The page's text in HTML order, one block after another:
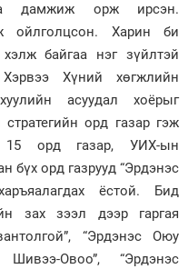
дамжиж орж ирсэн.
ойлголцсон. Харин би
байгаа нэг зүйлтэй
Хүний хөгжлийн
асуудал хоёрыг
стратегийн орд газар гэж
орд газар, УИХ-ын
бүх орд газрууд “Эрдэнэс
ёстой. Бид
зах зээл дээр гаргая
“Эрдэнэс Оюу
Шивээ-Овоо”, “Эрдэнэс